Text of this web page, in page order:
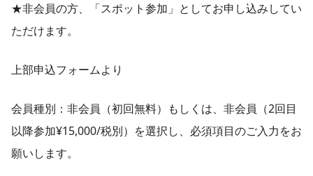
★非会員の方、「スポット参加」としてお申し込みしてい
ただけます。
上部申込フォームより
会員種別：非会員（初回無料）もしくは、非会員（2回目
以降参加¥15,000/税別）を選択し、必須項目のご入力をお
願いします。